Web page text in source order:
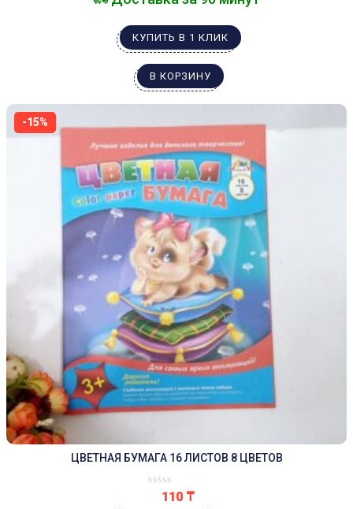
КУПИТЬ В 1 КЛИК
В КОРЗИНУ
-15%
ЦВЕТНАЯ БУМАГА 16 ЛИСТОВ 8 ЦВЕТОВ
110 ₸